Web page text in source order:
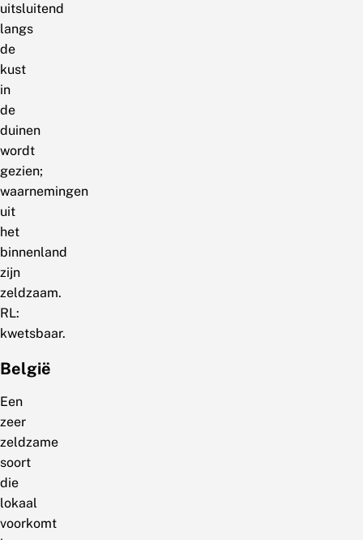
uitsluitend
langs
de
kust
in
de
duinen
wordt
gezien;
waarnemingen
uit
het
binnenland
zijn
zeldzaam.
RL:
kwetsbaar.
België
Een
zeer
zeldzame
soort
die
lokaal
voorkomt